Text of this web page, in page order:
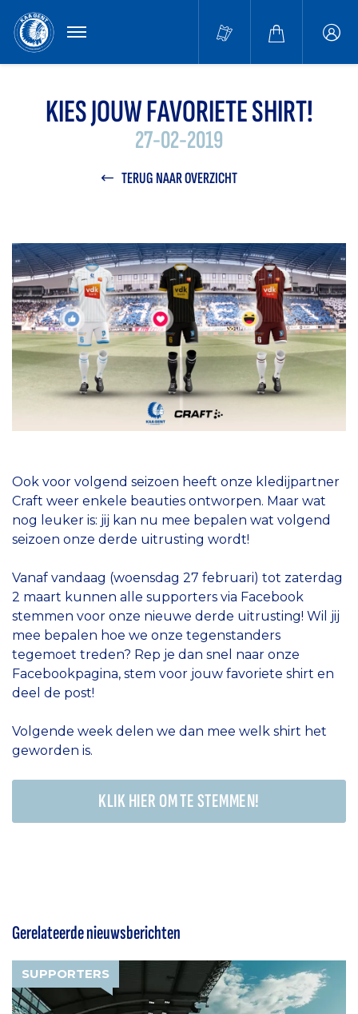
MENU
KIES JOUW FAVORIETE SHIRT!
27-02-2019
TERUG NAAR OVERZICHT
Ook voor volgend seizoen heeft onze kledijpartner
Craft weer enkele beauties ontworpen. Maar wat
nog leuker is: jij kan nu mee bepalen wat volgend
seizoen onze derde uitrusting wordt!
Vanaf vandaag (woensdag 27 februari) tot zaterdag
2 maart kunnen alle supporters via Facebook
stemmen voor onze nieuwe derde uitrusting! Wil jij
mee bepalen hoe we onze tegenstanders
tegemoet treden? Rep je dan snel naar onze
Facebookpagina, stem voor jouw favoriete shirt en
deel de post!
Volgende week delen we dan mee welk shirt het
geworden is.
KLIK HIER OM TE STEMMEN!
Gerelateerde nieuwsberichten
SUPPORTERS